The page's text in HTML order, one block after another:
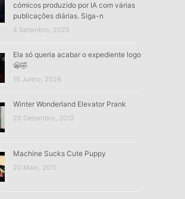
cómicos produzido por IA com várias
publicações diárias. Siga-n
4 Setembro, 2025
Ela só queria acabar o expediente logo
😬🤣
15 Junho, 2026
Winter Wonderland Elevator Prank
20 Dezembro, 2012
Machine Sucks Cute Puppy
20 Maio, 2011